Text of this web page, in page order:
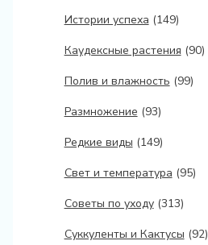
Истории успеха (149)
Каудексные растения (90)
Полив и влажность (99)
Размножение (93)
Редкие виды (149)
Свет и температура (95)
Советы по уходу(313)
Суккуленты и Кактусы (92)